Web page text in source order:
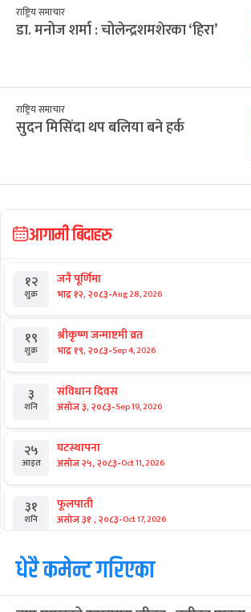
राष्ट्रिय समाचार
डा. मनोज शर्मा : चोलेन्द्रशमशेरका ‘हिरा’
राष्ट्रिय समाचार
सुदन मिसिंदा थप बलिया बने हर्क
आगामी बिदाहरु
१२
शुक्र
जनै पूर्णिमा
भाद्र १२, २०८३-Aug 28, 2026
१९
शुक्र
श्रीकृष्ण जन्माष्टमी व्रत
भाद्र १९, २०८३-Sep 4, 2026
३
शनि
संविधान दिवस
असोज ३, २०८३-Sep 19, 2026
२५
आइत
घटस्थापना
असोज २५, २०८३-Oct 11, 2026
३१
शनि
फूलपाती
असोज ३१ , २०८३-Oct 17, 2026
१
आइत
कार्तिक सङ्क्रान्ति
कार्तिक १, २०८३-Oct 18, 2026
धेरै कमेन्ट गरिएका